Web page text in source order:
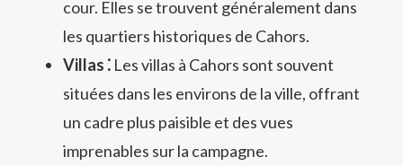
cour. Elles se trouvent généralement dans
les quartiers historiques de Cahors.
Villas ⁚ Les villas à Cahors sont souvent
situées dans les environs de la ville, offrant
un cadre plus paisible et des vues
imprenables sur la campagne.